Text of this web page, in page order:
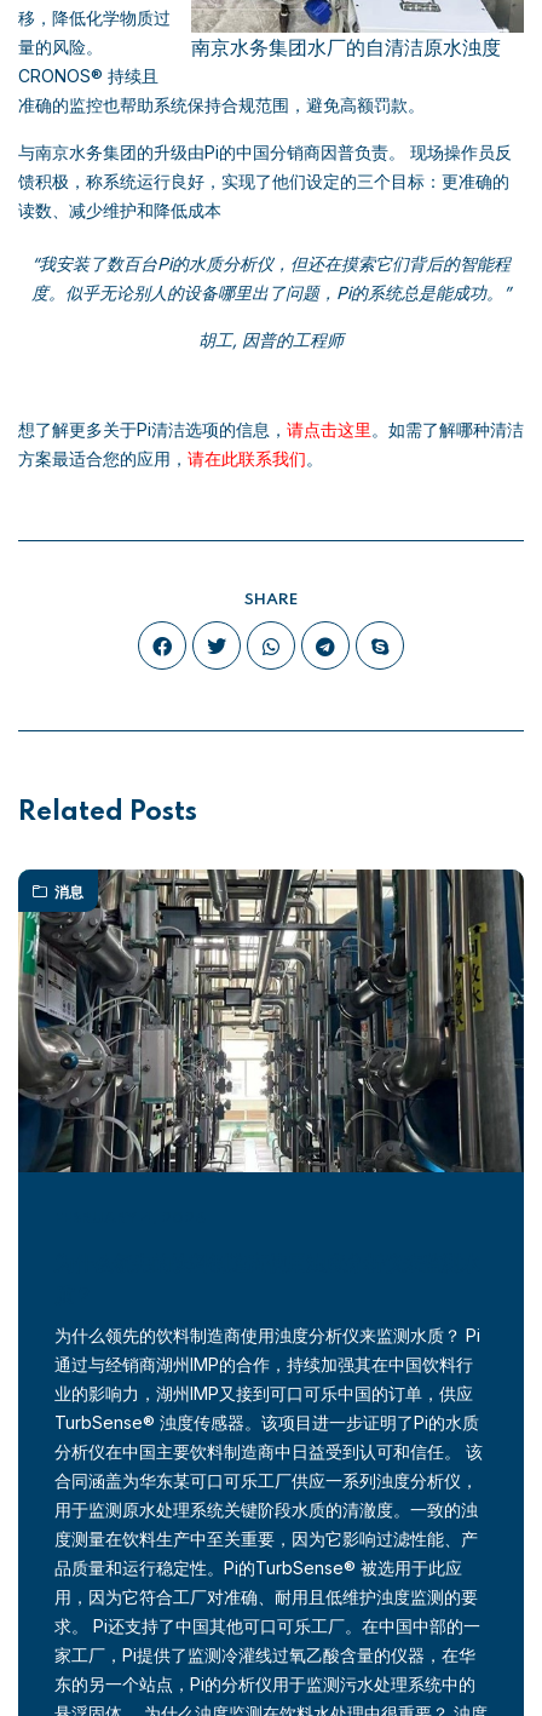
南京水务集团水厂的自清洁原水浊度
移，降低化学物质过
量的风险。
CRONOS® 持续且
准确的监控也帮助系统保持合规范围，避免高额罚款。
与南京水务集团的升级由Pi的中国分销商因普负责。 现场操作员反
馈积极，称系统运行良好，实现了他们设定的三个目标：更准确的
读数、减少维护和降低成本
“我安装了数百台Pi的水质分析仪，但还在摸索它们背后的智能程
度。似乎无论别人的设备哪里出了问题，Pi的系统总是能成功。”
胡工, 因普的工程师
想了解更多关于Pi清洁选项的信息， 请点击这里 。如需了解哪种清洁
方案最适合您的应用， 请在此联系我们。
SHARE
Related Posts
消息
为什么领先的饮料制造商使用浊度分析仪来监测水质？ Pi
通过与经销商湖州IMP的合作，持续加强其在中国饮料行
业的影响力，湖州IMP又接到可口可乐中国的订单，供应
TurbSense® 浊度传感器。该项目进一步证明了Pi的水质
分析仪在中国主要饮料制造商中日益受到认可和信任。 该
合同涵盖为华东某可口可乐工厂供应一系列浊度分析仪，
用于监测原水处理系统关键阶段水质的清澈度。一致的浊
度测量在饮料生产中至关重要，因为它影响过滤性能、产
品质量和运行稳定性。Pi的TurbSense® 被选用于此应
用，因为它符合工厂对准确、耐用且低维护浊度监测的要
求。 Pi还支持了中国其他可口可乐工厂。在中国中部的一
家工厂，Pi提供了监测冷灌线过氧乙酸含量的仪器，在华
东的另一个站点，Pi的分析仪用于监测污水处理系统中的